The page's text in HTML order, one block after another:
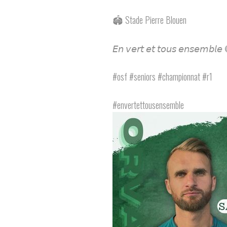
🏟 Stade Pierre Blouen
𝘌𝘯 𝘷𝘦𝘳𝘵 𝘦𝘵 𝘵𝘰𝘶𝘴 𝘦𝘯𝘴𝘦𝘮𝘣𝘭𝘦
#osf #seniors #championnat #r1
#envertettousensemble